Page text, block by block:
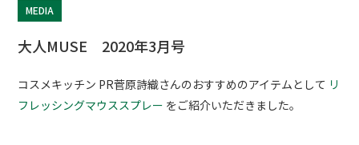
MEDIA
大人MUSE 2020年3月号
コスメキッチン PR菅原詩織さんのおすすめのアイテムとして リ
フレッシングマウススプレー をご紹介いただきました。